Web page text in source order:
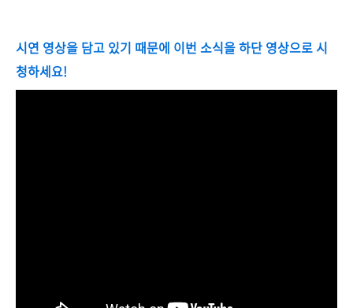
시연 영상을 담고 있기 때문에 이번 소식을 하단 영상으로 시
청하세요!